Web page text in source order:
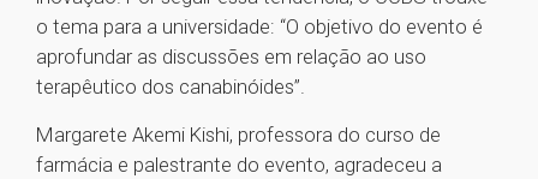
o tema para a universidade: “O objetivo do evento é
aprofundar as discussões em relação ao uso
terapêutico dos canabinóides”.
Margarete Akemi Kishi, professora do curso de
farmácia e palestrante do evento, agradeceu a